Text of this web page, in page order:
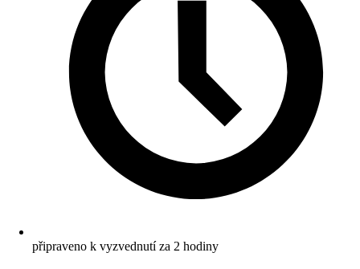
připraveno k vyzvednutí za 2 hodiny